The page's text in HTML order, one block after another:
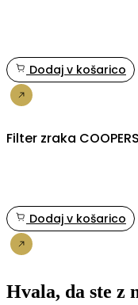
Dodaj v košarico
Filter zraka
Dodaj v košarico
Hvala, da ste z